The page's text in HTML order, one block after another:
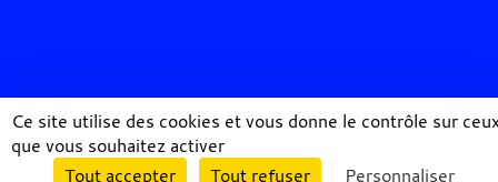
Envie de participer ? Connexion
Ce site utilise des cookies et vous donne le contrôle sur
que vous souhaitez activer
Tout accepter
Tout refuser Personnaliser